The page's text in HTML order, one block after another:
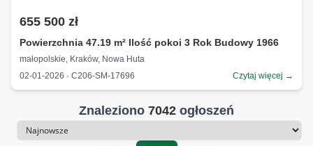
655 500 zł
Powierzchnia 47.19 m² Ilość pokoi 3 Rok Budowy 1966
małopolskie, Kraków, Nowa Huta
02-01-2026 · C206-SM-17696
Czytaj więcej →
Znaleziono 7042 ogłoszeń
Sortowanie